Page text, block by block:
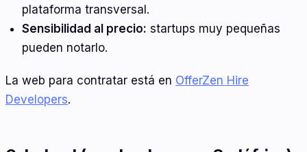
plataforma transversal.
Sensibilidad al precio: startups muy pequeñas
pueden notarlo.
La web para contratar está en OfferZen Hire
Developers.